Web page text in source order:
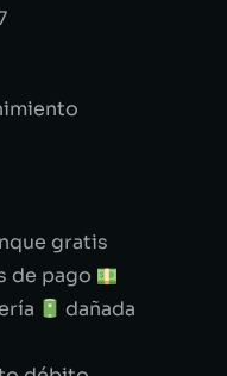
gratis
de pago
dañada